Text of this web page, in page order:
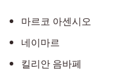
마르코 아센시오
네이마르
킬리안 음바페